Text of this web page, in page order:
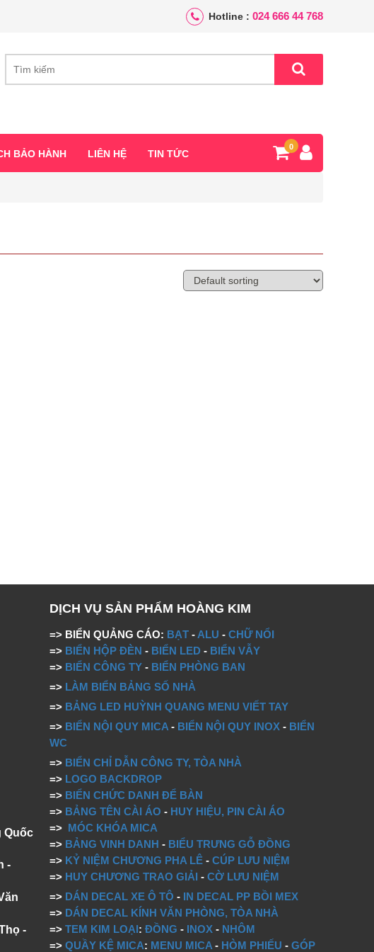
Hotline : 024 666 44 768
BẢO HÀNH LIÊN HỆ TIN TỨC
0
Quốc
-
-
DỊCH VỤ SẢN PHẨM HOÀNG KIM
=> BIỂN QUẢNG CÁO: BẠT - ALU -CHỮ NỔI
=> BIỂN HỘP ĐÈN - BIỂN LED - BIỂN VẪY
=> BIỂN CÔNG TY - BIỂN PHÒNG BAN
=> LÀM BIỂN BẢNG SỐ NHÀ
=> BẢNG LED HUỲNH QUANG MENU VIẾT TAY
=> BIỂN NỘI QUY MICA - BIỂN NỘI QUY INOX - BIỂN
WC
=> BIỂN CHỈ DẪN CÔNG TY, TÒA NHÀ
=> LOGO BACKDROP
=> BIỂN CHỨC DANH ĐỂ BÀN
=> BẢNG TÊN CÀI ÁO - HUY HIỆU, PIN CÀI ÁO
=> MÓC KHÓA MICA
=> BẢNG VINH DANH - BIỂU TRƯNG GỖ ĐỒNG
=> KỶ NIỆM CHƯƠNG PHA LÊ -CÚP LƯU NIỆM
=> HUY CHƯƠNG TRAO GIẢI -CỜ LƯU NIỆM
=> DÁN DECAL XE Ô TÔ - IN DECAL PP BỒI MEX
=> DÁN DECAL KÍNH VĂN PHÒNG, TÒA NHÀ
=>TEM KIM LOẠI:ĐỒNG - INOX - NHÔM
=>QUẦY KỆ MICA: MENU MICA - HÒM PHIẾU -GÓP